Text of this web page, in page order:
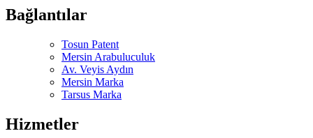
Bağlantılar
Tosun Patent
Mersin Arabuluculuk
Av. Veyis Aydın
Mersin Marka
Tarsus Marka
Hizmetler